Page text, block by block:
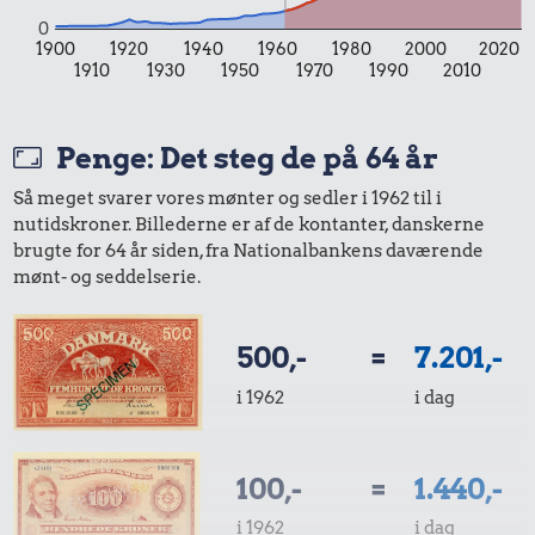
0,70 kr.
Agurk
Tyggegummi
0,88 kr.
9,73 kr.
Samlet pris i 1962
9,85 kr.
Agurk
1900
1910
1920
1930
1940
1950
1960
1970
1980
1990
2000
2010
2020
0
Penge: Det steg de på 64 år
Så meget svarer vores mønter og sedler i 1962 til i
nutidskroner. Billederne er af de kontanter, danskerne
brugte for 64 år siden, fra Nationalbankens daværende
mønt- og seddelserie.
500,-
i 1962
= 7.201,-
i dag
100,-
i 1962
= 1.440,-
i dag